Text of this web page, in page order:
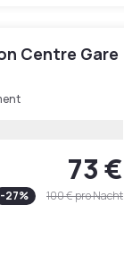
Centre Gare
73 €
-27% 100 €pro Nacht